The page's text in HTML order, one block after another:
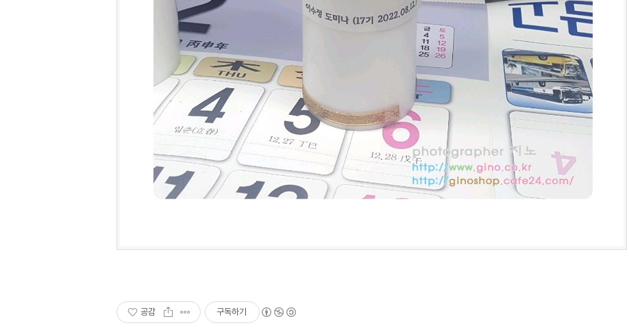
공감 구독하기